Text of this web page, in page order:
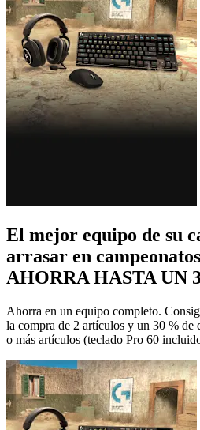
El mejor equipo de su
arrasar en
AHORRA HASTA UN
Ahorra en un equipo completo.
la compra de 2 artículos y un 30 % de
o más artículos (teclado Pro 60